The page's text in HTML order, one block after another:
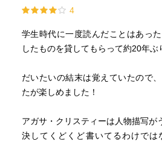
4
学生時代に一度読んだことはあっ
したものを貸してもらって約20年ぶ
だいたいの結末は覚えていたので
たが楽しめました！
アガサ・クリスティーは人物描写が
決してくどくど書いてるわけでは